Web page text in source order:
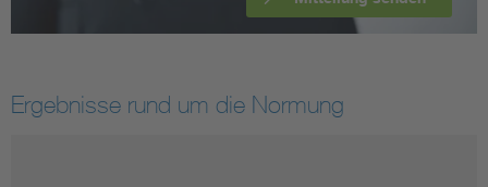
Ergebnisse rund um die Normung